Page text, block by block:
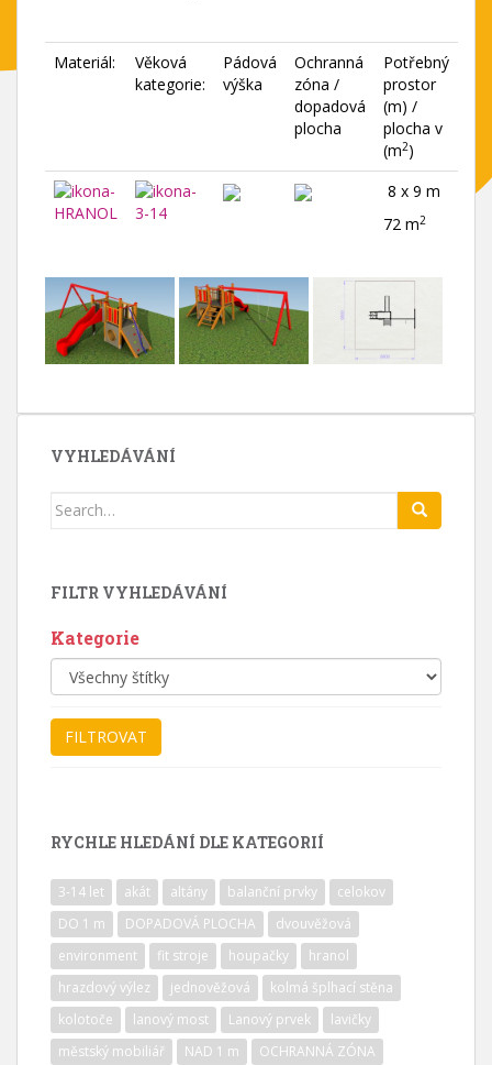
Materiál:
Věková
kategorie:
Pádová
výška
Ochranná
zóna /
dopadová
plocha
Potřebný
prostor
(m) /
plocha v
(m2)
8 x 9 m
72 m2
VYHLEDÁVÁNÍ
Search
FILTR VYHLEDÁVÁNÍ
Kategorie
RYCHLE HLEDÁNÍ DLE KATEGORIÍ
3-14 let akát altány balanční prvky
celokov
DO 1 m
DOPADOVÁ PLOCHA
dvouvěžová
environment
fit stroje houpačky
hranol
hrazdový výlez
jednověžová
kolmá šplhací stěna
kolotoče
lanový most Lanový prvek
lavičky
městský mobiliář
NAD 1 m
OCHRANNÁ ZÓNA